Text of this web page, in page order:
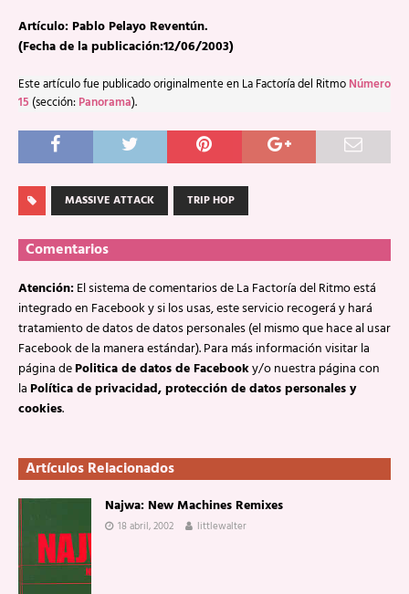
Artículo: Pablo Pelayo Reventún.
(Fecha de la publicación:12/06/2003)
Este artículo fue publicado originalmente en La Factoría del Ritmo Número
15 (sección: Panorama).
MASSIVE ATTACK TRIP HOP
Comentarios
Atención:El sistema de comentarios de La Factoría del Ritmo está
integrado en Facebook y si los usas, este servicio recogerá y hará
tratamiento de datos de datos personales (el mismo que hace al usar
Facebook de la manera estándar). Para más información visitar la
página dePolitica de datos de Facebooky/o nuestra página con
laPolítica de privacidad, protección de datos personales y
cookies.
Artículos Relacionados
Najwa: New Machines Remixes
18 abril, 2002 littlewalter